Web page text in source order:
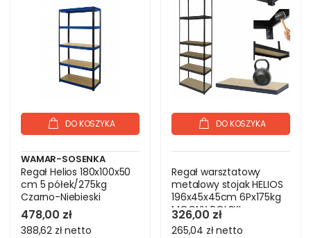
DO KOSZYKA
WAMAR-SOSENKA
Regał Helios 180x100x50
cm 5 półek/275kg
Czarno-Niebieski
478,00 zł
388,62 złnetto
DO KOSZYKA
Regał warsztatowy
metalowy stojak HELIOS
196x45x45cm 6Px175kg
MOCNY POLSKI
326,00 zł
265,04 złnetto